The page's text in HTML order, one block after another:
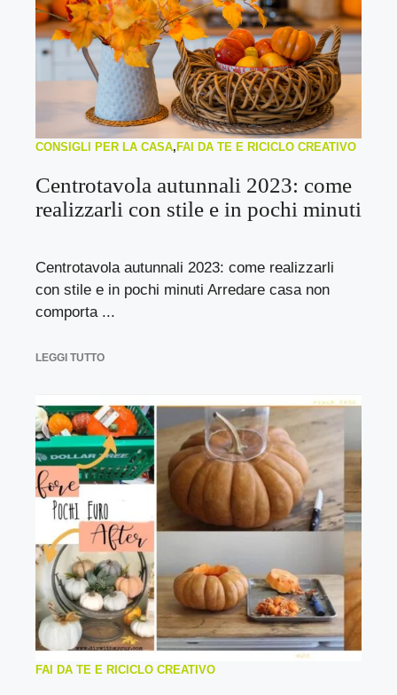
CONSIGLI PER LA CASA,FAI DA TE E RICICLO CREATIVO
Centrotavola autunnali 2023: come
realizzarli con stile e in pochi minuti
Centrotavola autunnali 2023: come realizzarli
con stile e in pochi minuti Arredare casa non
comporta ...
LEGGI TUTTO
FAI DA TE E RICICLO CREATIVO